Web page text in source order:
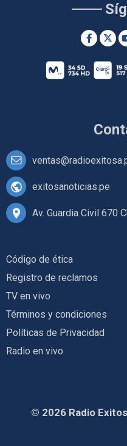
exitosanoticias.pe
Av. Guardia Civil 670
Código de ética
Registro de reclamos
TV en vivo
Términos y condiciones
Políticas de Privacidad
Radio en vivo
© 2026 Radio